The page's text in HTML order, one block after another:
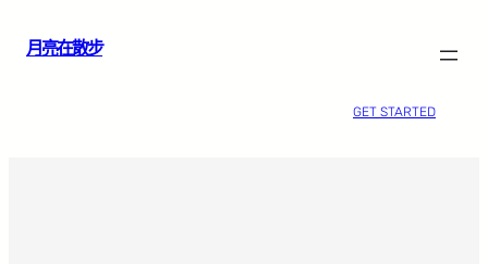
月亮在散步
GET STARTED